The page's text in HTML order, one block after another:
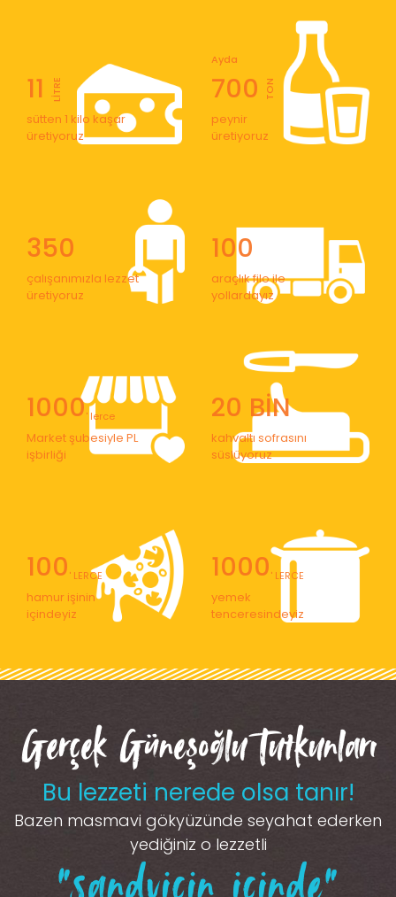
11 LİTRE
sütten 1 kilo kaşar
üretiyoruz
700
Ayda
TON
peynir
üretiyoruz
350
çalışanımızla lezzet
üretiyoruz
100
araçlık filo ile
yollardayız
1000' lerce
Market şubesiyle PL
işbirliği
20 BİN
kahvaltı sofrasını
süslüyoruz
100' LERCE
hamur işinin
içindeyiz
1000' LERCE
yemek
tenceresindeyiz
Gerçek Güneşoğlu Tutkunları
Bu lezzeti nerede olsa tanır!
Bazen masmavi gökyüzünde seyahat ederken
yediğiniz o lezzetli